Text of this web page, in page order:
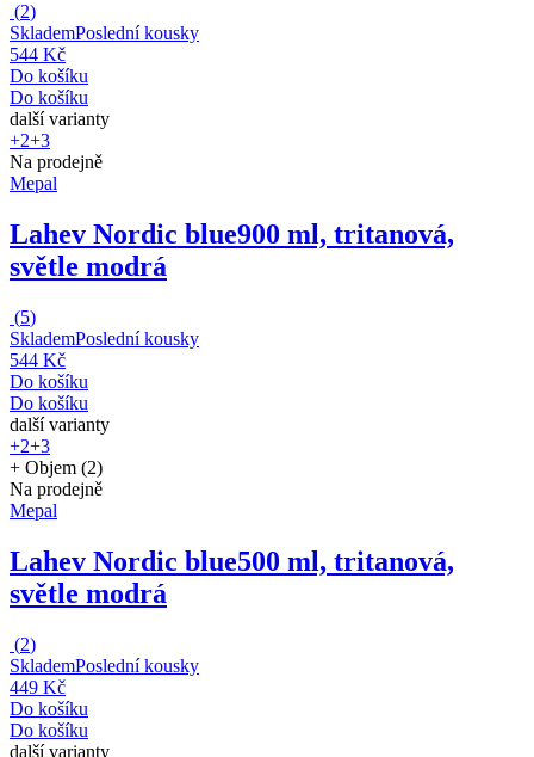
(2)
SklademPoslední kousky
544 Kč
Do košíku
Do košíku
další varianty
+2+3
Na prodejně
Mepal
Lahev Nordic blue900 ml, tritanová,
světle modrá
(5)
SklademPoslední kousky
544 Kč
Do košíku
Do košíku
další varianty
+2+3
+ Objem (2)
Na prodejně
Mepal
Lahev Nordic blue500 ml, tritanová,
světle modrá
(2)
SklademPoslední kousky
449 Kč
Do košíku
Do košíku
další varianty